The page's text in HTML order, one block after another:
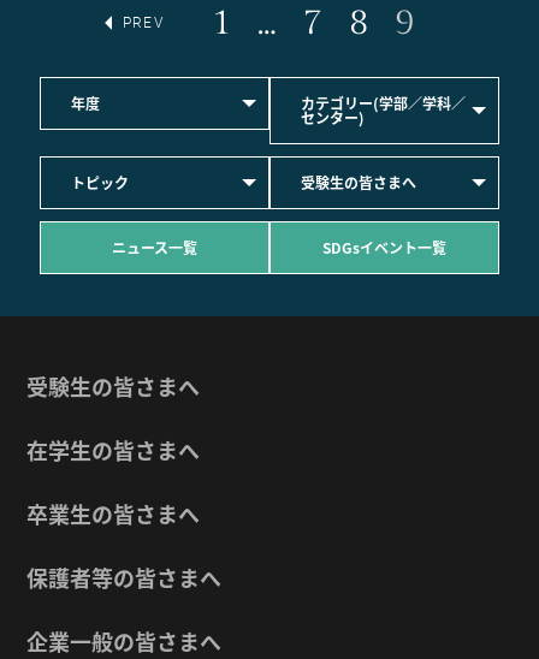
PREV 1 … 7 8 9
年度 カテゴリー(学部／学科／
センター)
トピック 受験生の皆さまへ
ニュース一覧 SDGsイベント一覧
受験生の皆さまへ
在学生の皆さまへ
卒業生の皆さまへ
保護者等の皆さまへ
企業一般の皆さまへ